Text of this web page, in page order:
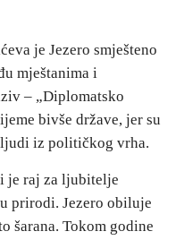
je Jezero smješteno
mještanima i
– „Diplomatsko
bivše države, jer su
iz političkog vrha.
je raj za ljubitelje
prirodi. Jezero obiluje
šarana. Tokom godine